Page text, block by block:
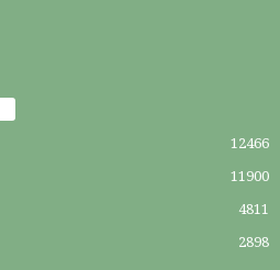
12466
11900
4811
2898